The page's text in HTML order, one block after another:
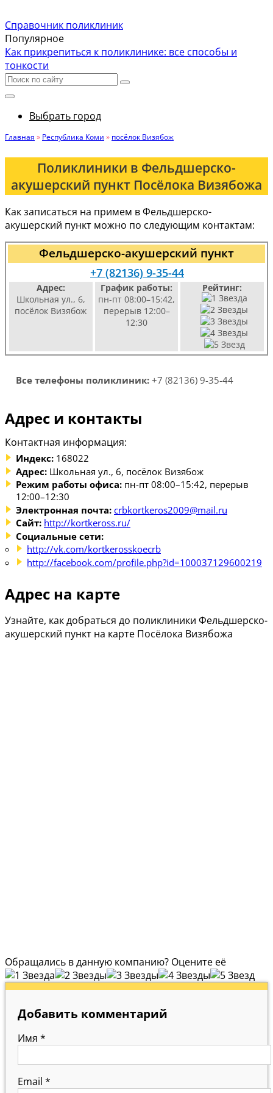
Справочник поликлиник
Популярное
Как прикрепиться к поликлинике: все способы и
тонкости
Выбрать город
Главная » Республика Коми » посёлок Визябож
Поликлиники в Фельдшерско-
акушерский пункт Посёлока Визябожа
Как записаться на примем в Фельдшерско-
акушерский пункт можно по следующим контактам:
Фельдшерско-акушерский пункт
+7 (82136) 9-35-44
Адрес:
Школьная ул., 6,
посёлок Визябож
График работы:
пн-пт 08:00–15:42,
перерыв 12:00–
12:30
Рейтинг:
Все телефоны поликлиник: +7 (82136) 9-35-44
Адрес и контакты
Контактная информация:
Индекс: 168022
Адрес: Школьная ул., 6, посёлок Визябож
Режим работы офиса: пн-пт 08:00–15:42, перерыв
12:00–12:30
Электронная почта: crbkortkeros2009@mail.ru
Сайт: http://kortkeross.ru/
Социальные сети:
http://vk.com/kortkerosskoecrb
http://facebook.com/profile.php?id=100037129600219
Адрес на карте
Узнайте, как добраться до поликлиники Фельдшерско-
акушерский пункт на карте Посёлока Визябожа
Обращались в данную компанию? Оцените её
Добавить комментарий
Имя *
Email *